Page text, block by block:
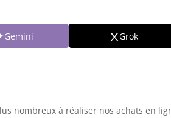
Gemini Grok
nombreux à réaliser nos achats en